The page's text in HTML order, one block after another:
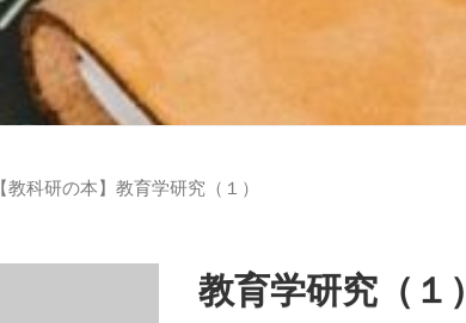
【教科研の本】教育学研究（１）
教育学研究（１）